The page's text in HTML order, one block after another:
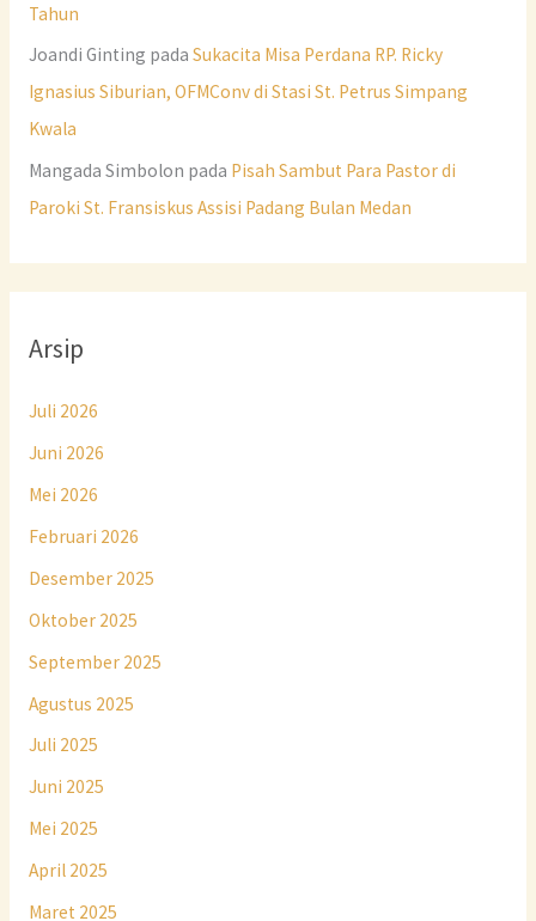
Tahun
Joandi Ginting pada Sukacita Misa Perdana RP. Ricky
Ignasius Siburian, OFMConv di Stasi St. Petrus Simpang
Kwala
Mangada Simbolon pada Pisah Sambut Para Pastor di
Paroki St. Fransiskus Assisi Padang Bulan Medan
Arsip
Juli 2026
Juni 2026
Mei 2026
Februari 2026
Desember 2025
Oktober 2025
September 2025
Agustus 2025
Juli 2025
Juni 2025
Mei 2025
April 2025
Maret 2025